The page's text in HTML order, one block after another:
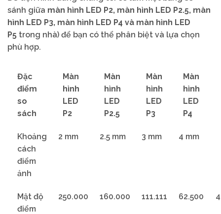
sánh giữa màn hình LED P2, màn hình LED P2.5, màn
hình LED P3, màn hình LED P4 và màn hình LED
P5 trong nhà) để bạn có thể phân biệt và lựa chọn
phù hợp.
Đặc
điểm
so
sách
Màn
hình
LED
P2
Màn
hình
LED
P2.5
Màn
hình
LED
P3
Màn
hình
LED
P4
Khoảng
cách
điểm
ảnh
2 mm 2.5 mm 3 mm 4 mm
Mật độ
điểm
250.000 160.000 111.111 62.500